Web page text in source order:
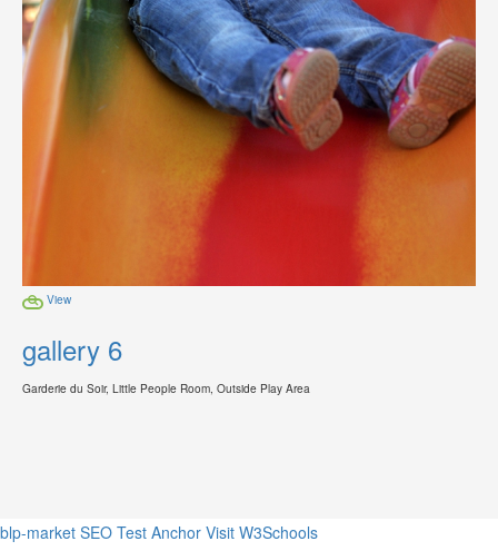
View
gallery 6
Garderie du Soir, Little People Room, Outside Play Area
blp-market SEO Test Anchor Visit W3Schools